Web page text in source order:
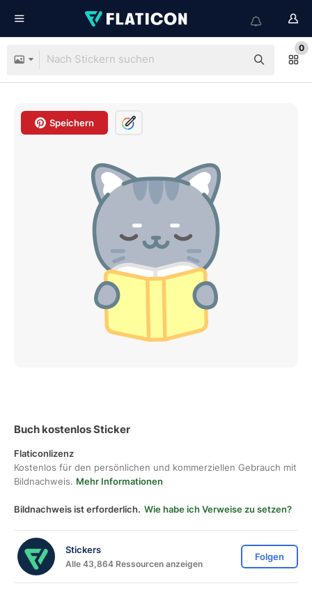
0
Speichern
Buch kostenlos Sticker
Flaticonlizenz
Kostenlos für den persönlichen und kommerziellen Gebrauch mit
Bildnachweis. Mehr Informationen
Bildnachweis ist erforderlich. Wie habe ich Verweise zu setzen?
Stickers
Alle 43,864 Ressourcen anzeigen
Folgen